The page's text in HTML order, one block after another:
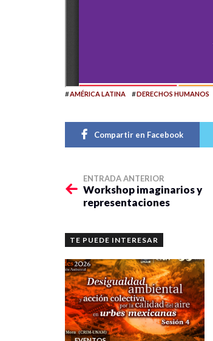
#AMÉRICA LATINA #DERECHOS HUMANOS
Compartir en Facebook
ENTRADA ANTERIOR
Workshop imaginarios y
representaciones
TE PUEDE INTERESAR